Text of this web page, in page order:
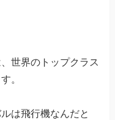
世界のトップクラス
。
は飛行機なんだと